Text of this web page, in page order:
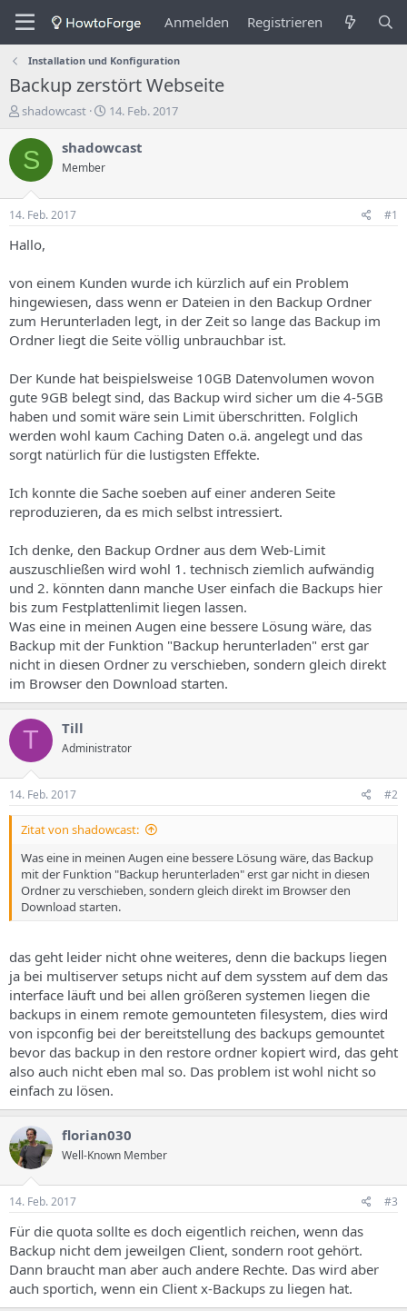
Anmelden Registrieren
Installation und Konfiguration
Backup zerstört Webseite
E
s
t
e
e
r
s
T
h
e
s
shadowcast
E
s
d
a
t
u
14. Feb. 2017
S shadowcast
Member
14. Feb. 2017 #1
Hallo,
von einem Kunden wurde ich kürzlich auf ein Problem
hingewiesen, dass wenn er Dateien in den Backup Ordner
zum Herunterladen legt, in der Zeit so lange das Backup im
Ordner liegt die Seite völlig unbrauchbar ist.
Der Kunde hat beispielsweise 10GB Datenvolumen wovon
gute 9GB belegt sind, das Backup wird sicher um die 4-5GB
haben und somit wäre sein Limit überschritten. Folglich
werden wohl kaum Caching Daten o.ä. angelegt und das
sorgt natürlich für die lustigsten Effekte.
Ich konnte die Sache soeben auf einer anderen Seite
reproduzieren, da es mich selbst intressiert.
Ich denke, den Backup Ordner aus dem Web-Limit
auszuschließen wird wohl 1. technisch ziemlich aufwändig
und 2. könnten dann manche User einfach die Backups hier
bis zum Festplattenlimit liegen lassen.
Was eine in meinen Augen eine bessere Lösung wäre, das
Backup mit der Funktion "Backup herunterladen" erst gar
nicht in diesen Ordner zu verschieben, sondern gleich direkt
im Browser den Download starten.
T Till
Administrator
14. Feb. 2017 #2
Zitat von shadowcast:
Was eine in meinen Augen eine bessere Lösung wäre, das Backup
mit der Funktion "Backup herunterladen" erst gar nicht in diesen
Ordner zu verschieben, sondern gleich direkt im Browser den
Download starten.
das geht leider nicht ohne weiteres, denn die backups liegen
ja bei multiserver setups nicht auf dem sysstem auf dem das
interface läuft und bei allen größeren systemen liegen die
backups in einem remote gemounteten filesystem, dies wird
von ispconfig bei der bereitstellung des backups gemountet
bevor das backup in den restore ordner kopiert wird, das geht
also auch nicht eben mal so. Das problem ist wohl nicht so
einfach zu lösen.
florian030
Well-Known Member
14. Feb. 2017 #3
Für die quota sollte es doch eigentlich reichen, wenn das
Backup nicht dem jeweilgen Client, sondern root gehört.
Dann braucht man aber auch andere Rechte. Das wird aber
auch sportich, wenn ein Client x-Backups zu liegen hat.